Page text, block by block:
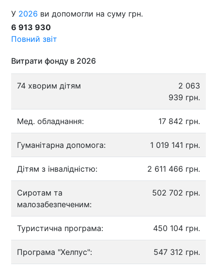
У 2026 ви допомогли на суму грн.
6 913 930
Повний звіт
Витрати фонду в 2026
74 хворим дітям
2 063
939 грн.
Мед. обладнання: 17 842 грн.
Гуманітарна допомога: 1 019 141 грн.
Дітям з інвалідністю: 2 611 466 грн.
Сиротам та
малозабезпеченим:
502 702 грн.
Туристична програма: 450 104 грн.
Програма "Хелпус": 547 312 грн.